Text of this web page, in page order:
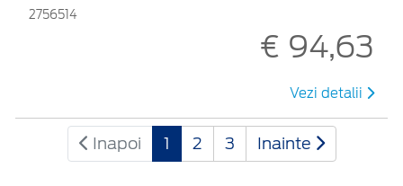
2756514
€ 94,63
Vezi detalii
Inapoi 1 2 3 Inainte